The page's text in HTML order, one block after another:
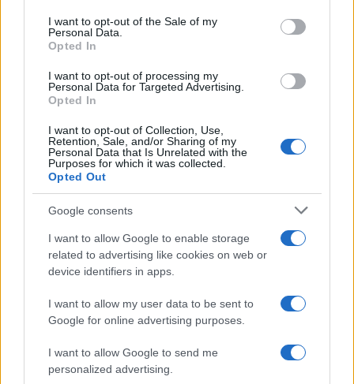
consent section.
I want to opt-out of the Sale of my
Personal Data.
Opted In
I want to opt-out of processing my
Personal Data for Targeted Advertising.
Opted In
I want to opt-out of Collection, Use,
Retention, Sale, and/or Sharing of my
Personal Data that Is Unrelated with the
Purposes for which it was collected.
Opted Out
Google consents
I want to allow Google to enable storage
related to advertising like cookies on web or
device identifiers in apps.
I want to allow my user data to be sent to
Google for online advertising purposes.
I want to allow Google to send me
personalized advertising.
ΠΟΛΙΤΙΚΗ
04/11/2025 - 20:09
Δημοσκόπηση Alco:Το 62% δεν
εμπιστεύεται καθόλου τον Αλέξη Τσίπρα
- Το 54% των πολιτών δεν βρίσκει
αξιόπιστο εναλλακτικό κόμμα
Στην ερώτηση αν έχουν παρατηρήσει
αποκλιμάκωση στις τιμές, οι πολίτες
απάντησαν στο πλαίσιο της δημοσκόπησης
της Alco σε ποσοστό 81% ότι συνεχίζεται
αμείωτη η ακρίβεια.